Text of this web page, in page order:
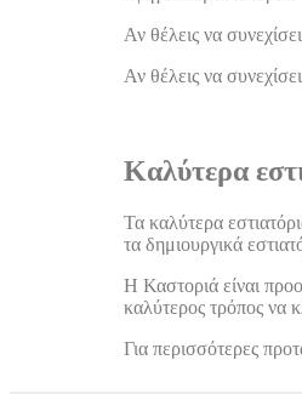
Αν θέλεις να
Αν θέλεις να
Καλύτερα
Τα καλύτερα
τα δημιουργικά
Η Καστοριά είναι
καλύτερος τρόπος να
Για περισσότερες